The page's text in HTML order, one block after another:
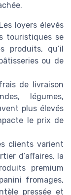
Les loyers élevés
touristiques se
produits, qu’il
ou de
de livraison
légumes,
plus élevés
le prix de
clients varient
d’affaires, la
premium
fromages,
pressée et